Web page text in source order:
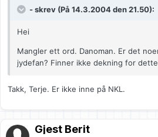
- skrev (På 14.3.2004 den 21.50):
Hei
Mangler ett ord. Danoman. Er det
jydefan? Finner ikke dekning for
Takk, Terje. Er ikke inne på NKL.
Gjest Berit